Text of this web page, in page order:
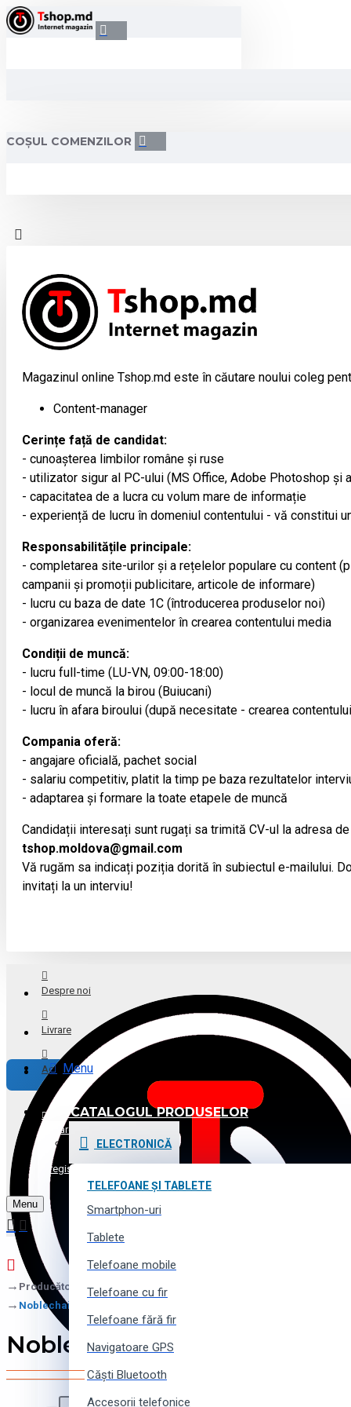
COȘUL COMENZILOR
Magazinul online Tshop.md este în căutare noului coleg
Content-manager
Cerințe față de candidat:
- cunoașterea limbilor române și ruse
- utilizator sigur al PC-ului (MS Office, Adobe Photoshop și
- capacitatea de a lucra cu volum mare de informație
- experiență de lucru în domeniul contentului - vă constitui
Responsabilitățile principale:
- completarea site-urilor și a rețelelor populare cu content
campanii și promoții publicitare, articole de informare)
- lucru cu baza de date 1С (întroducerea produselor noi)
- organizarea evenimentelor în crearea contentului media
Condiții de muncă:
- lucru full-time (LU-VN, 09:00-18:00)
- locul de muncă la birou (Buiucani)
- lucru în afara biroului (după necesitate - crearea
Compania oferă:
- angajare oficială, pachet social
- salariu competitiv, platit la timp pe baza rezultatelor
- adaptarea și formare la toate etapele de muncă
Candidații interesați sunt rugați sa trimită CV-ul la adresa
tshop.moldova@gmail.com
Vă rugăm sa indicați poziția dorită în subiectul e-mailului.
invitați la un interviu!
Despre noi
Livrare
Achitare
Promoții și Reduceri
Voucher cadou
Contacte
Menu
CATALOGUL PRODUSELOR
ELECTRONICĂ
TELEFOANE ȘI TABLETE
Smartphon-uri
Tablete
Telefoane mobile
Telefoane cu fir
Telefoane fără fir
Navigatoare GPS
Căști Bluetooth
Accesorii telefonice
Logare
Înregistrare
Menu
Producător
Noblechairs
Noblechairs